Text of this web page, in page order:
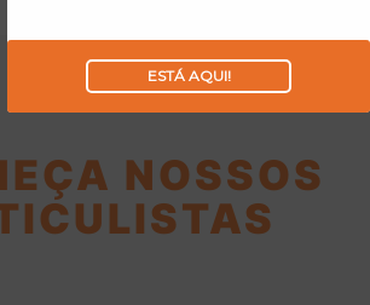
NOSSOS
ESTÁ AQUI!